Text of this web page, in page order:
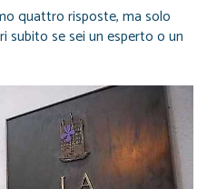
quattro risposte, ma solo
subito se sei un esperto o un